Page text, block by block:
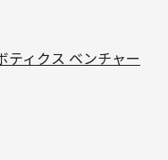
ティクス ベンチャー